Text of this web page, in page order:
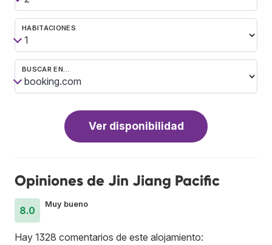
HABITACIONES
BUSCAR EN…
Ver disponibilidad
Opiniones de Jin Jiang Pacific
8.0
Muy bueno
Hay 1328 comentarios de este alojamiento: